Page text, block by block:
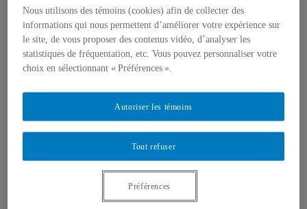
Ouvrages édités
Articles scientifiques
Chapitres de livres
Rapports et notes de recherche
Médias
Presse écrite
Chroniques dans L’actualité
Chroniques dans le magazine français Pour la
Chroniques aux Années lumière
Supervision
Nous utilisons des témoins (cookies) afin de collecter des
informations qui nous permettent d’améliorer votre expérience sur
le site, de vous proposer des contenus vidéo, d’analyser les
statistiques de fréquentation, etc. Vous pouvez personnaliser votre
choix en sélectionnant « Préférences ».
Tout refuser
Autoriser les témoins
Préférences